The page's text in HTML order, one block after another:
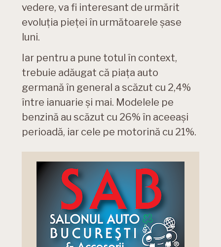
vedere, va fi interesant de urmărit
evoluția pieței în următoarele șase
luni.
Iar pentru a pune totul în context,
trebuie adăugat că piața auto
germană în general a scăzut cu 2,4%
între ianuarie și mai. Modelele pe
benzină au scăzut cu 26% în aceeași
perioadă, iar cele pe motorină cu 21%.